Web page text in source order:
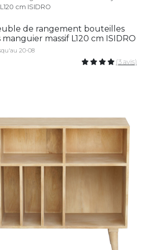
cm ISIDRO
de rangement bouteilles
massif L120 cm ISIDRO
20-08
(3 avis)